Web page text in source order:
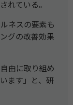
れている。
ネスの要素も
グの改善効果
由に取り組め
ます」と、研